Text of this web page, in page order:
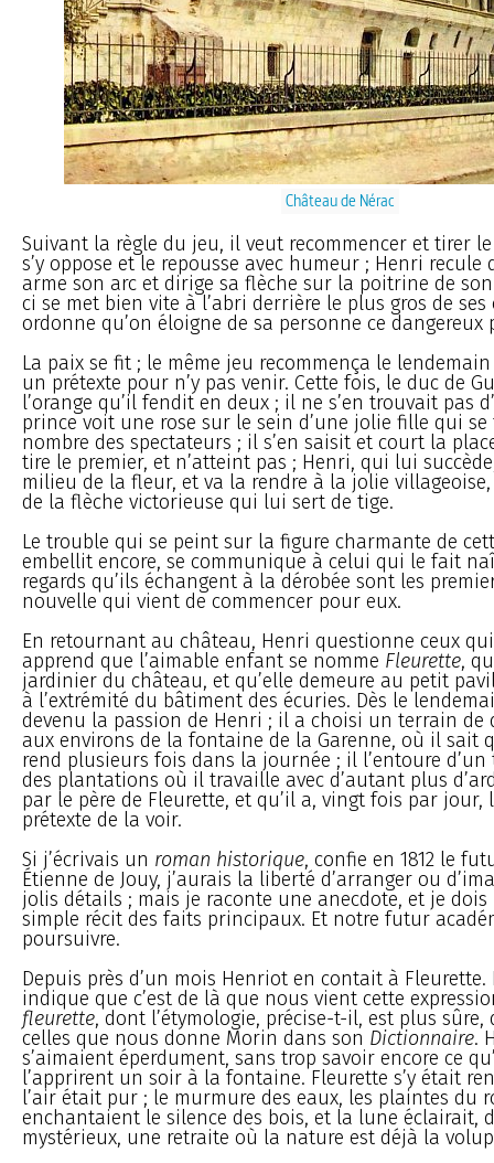
Château de Nérac
Suivant la règle du jeu, il veut recommencer et tirer
s’y oppose et le repousse avec humeur ; Henri recule
arme son arc et dirige sa flèche sur la poitrine de
ci se met bien vite à l’abri derrière le plus gros de
ordonne qu’on éloigne de sa personne ce dangereux
La paix se fit ; le même jeu recommença le
un prétexte pour n’y pas venir. Cette fois, le duc de
l’orange qu’il fendit en deux ; il ne s’en trouvait pas
prince voit une rose sur le sein d’une jolie fille qui
nombre des spectateurs ; il s’en saisit et court la
tire le premier, et n’atteint pas ; Henri, qui lui
milieu de la fleur, et va la rendre à la jolie
de la flèche victorieuse qui lui sert de tige.
Le trouble qui se peint sur la figure charmante de
embellit encore, se communique à celui qui le fait
regards qu’ils échangent à la dérobée sont les
nouvelle qui vient de commencer pour eux.
En retournant au château, Henri questionne ceux
apprend que l’aimable enfant se nomme Fleurette,
jardinier du château, et qu’elle demeure au petit
à l’extrémité du bâtiment des écuries. Dès le
devenu la passion de Henri ; il a choisi un terrain de
aux environs de la fontaine de la Garenne, où il sait
rend plusieurs fois dans la journée ; il l’entoure
des plantations où il travaille avec d’autant plus
par le père de Fleurette, et qu’il a, vingt fois par jour,
prétexte de la voir.
Si j’écrivais un roman historique, confie en 1812 le
Étienne de Jouy, j’aurais la liberté d’arranger ou
jolis détails ; mais je raconte une anecdote, et je
simple récit des faits principaux. Et notre futur
poursuivre.
Depuis près d’un mois Henriot en contait à Fleurette.
indique que c’est de là que nous vient cette
fleurette, dont l’étymologie, précise-t-il, est plus
celles que nous donne Morin dans son Dictionnaire.
s’aimaient éperdument, sans trop savoir encore ce
l’apprirent un soir à la fontaine. Fleurette s’y était
l’air était pur ; le murmure des eaux, les plaintes du
enchantaient le silence des bois, et la lune éclairait,
mystérieux, une retraite où la nature est déjà la